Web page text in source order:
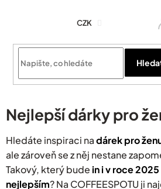
CZK
Nejlepší dárky pro
Hledáte inspiraci nadárek pro
ale zároveň se z něj nestane
Takový, který bude in i v roce 2025
nejlepším? Na COFFEESPOTU ji